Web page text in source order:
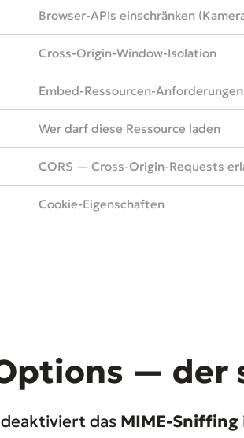
Browser-APIs einschränken
Cross-Origin-Window-Isolation
Embed-Ressourcen-Anforderungen
Wer darf diese Ressource laden
CORS — Cross-Origin-Requests
Cookie-Eigenschaften
— der
deaktiviert das MIME-Sniffing